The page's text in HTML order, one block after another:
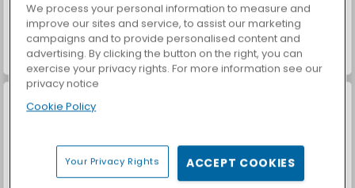
Farm Merge Valley Car Parking City Duel
We process your personal information to measure and
improve our sites and service, to assist our marketing
campaigns and to provide personalised content and
advertising. By clicking the button on the right, you can
exercise your privacy rights. For more information see our
privacy notice
Cookie Policy
Your Privacy Rights ACCEPT COOKIES